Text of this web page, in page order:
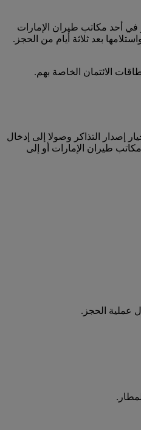
في أحد مكاتب طيران الإمارات
بعد ثلاثة أيام من الحجز.
الائتمان الخاصة بهم.
إصدار التذاكر وصولا إلى إدخال
طيران الإمارات أو إلى
عملية الحجز.